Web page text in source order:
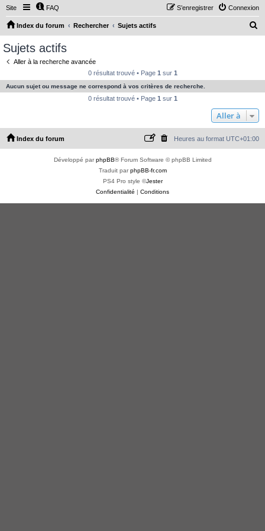
Site FAQ Connexion
S’enregistrer
Index du forum Rechercher Sujets actifs
e
c
e
Sujets actifs
Aller à la recherche avancée
0 résultat trouvé • Page 1 sur 1
Aucun sujet ou message ne correspond à vos critères de recherche.
0 résultat trouvé • Page 1 sur 1
Aller à
Index du forum Heures au format UTC+01:00
Développé parphpBB® Forum Software © phpBB Limited
Traduit parphpBB-fr.com
PS4 Pro style ©Jester
Confidentialité | Conditions